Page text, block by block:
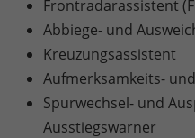
Frontradarassistent
Abbiege- und
Kreuzungsassistent
Aufmerksamkeits-
Spurwechsel- und
Ausstiegswarner